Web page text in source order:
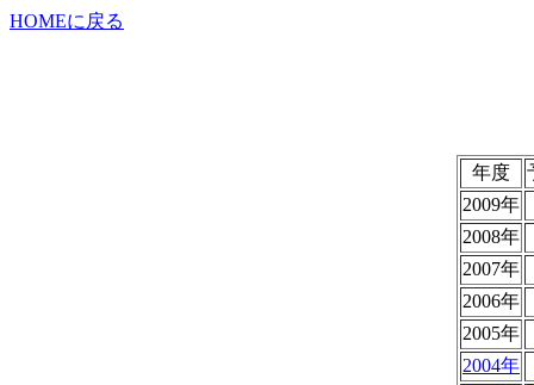
HOMEに戻る
年度
2009年
2008年
2007年
2006年
2005年
2004年